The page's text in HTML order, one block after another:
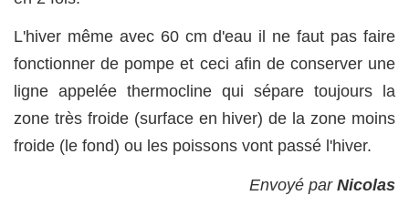
L'hiver même avec 60 cm d'eau il ne faut pas faire
fonctionner de pompe et ceci afin de conserver une
ligne appelée thermocline qui sépare toujours la
zone très froide (surface en hiver) de la zone moins
froide (le fond) ou les poissons vont passé l'hiver.
Envoyé par Nicolas